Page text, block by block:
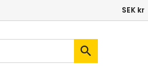
SEK kr
